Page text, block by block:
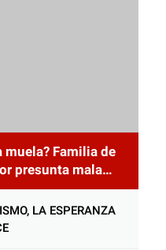
muela? Familia de
presunta mala
LA ESPERANZA